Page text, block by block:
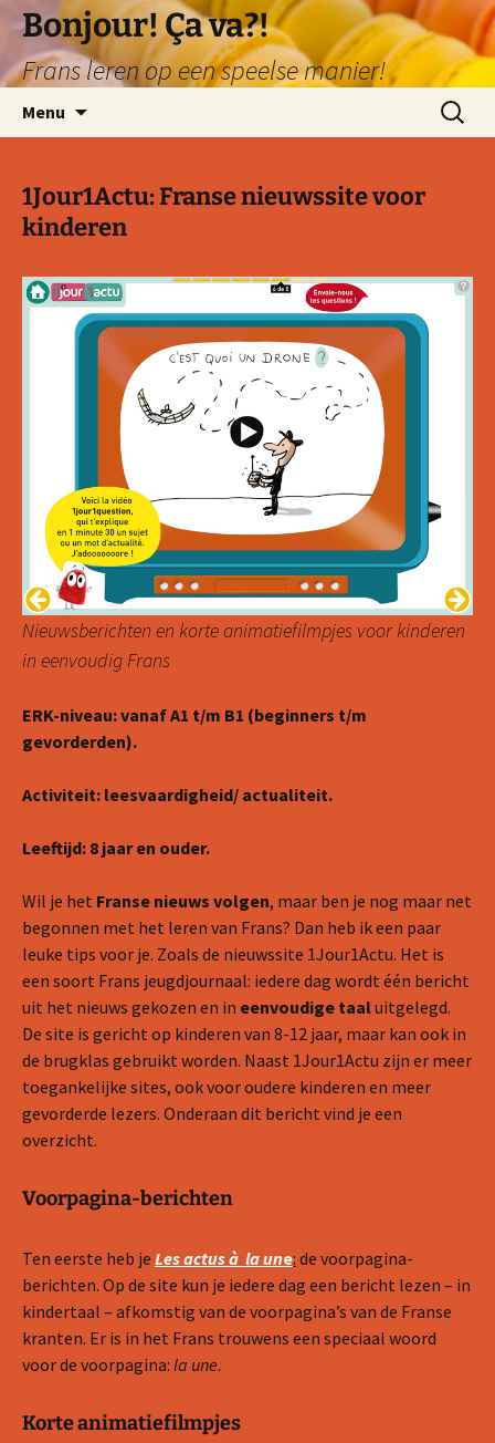
naar
de
inhoud
Bonjour! Ça va?!
Frans leren op een speelse manier!
Menu
Zoeken
naar:
1Jour1Actu: Franse nieuwssite voor
kinderen
Nieuwsberichten en korte animatiefilmpjes voor kinderen
in eenvoudig Frans
ERK-niveau: vanaf A1 t/m B1 (beginners t/m
gevorderden).
Activiteit: leesvaardigheid/ actualiteit.
Leeftijd: 8 jaar en ouder.
Wil je het Franse nieuws volgen, maar ben je nog maar net
begonnen met het leren van Frans? Dan heb ik een paar
leuke tips voor je. Zoals de nieuwssite 1Jour1Actu. Het is
een soort Frans jeugdjournaal: iedere dag wordt één bericht
uit het nieuws gekozen en in eenvoudige taaluitgelegd.
De site is gericht op kinderen van 8-12 jaar, maar kan ook in
de brugklas gebruikt worden. Naast 1Jour1Actu zijn er meer
toegankelijke sites, ook voor oudere kinderen en meer
gevorderde lezers. Onderaan dit bericht vind je een
overzicht.
Voorpagina-berichten
Ten eerste heb je Les actus à la une: de voorpagina-
berichten. Op de site kun je iedere dag een bericht lezen – in
kindertaal – afkomstig van de voorpagina’s van de Franse
kranten. Er is in het Frans trouwens een speciaal woord
voor de voorpagina: la une.
Korte animatiefilmpjes